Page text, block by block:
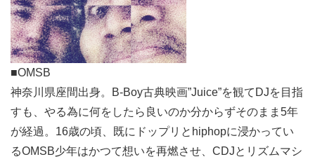
■OMSB
神奈川県座間出身。B-Boy古典映画”Juice”を観てDJを目指
すも、やる為に何をしたら良いのか分からずそのまま5年
が経過。16歳の頃、既にドップリとhiphopに浸かってい
るOMSB少年はかつて想いを再燃させ、CDJとリズムマシ